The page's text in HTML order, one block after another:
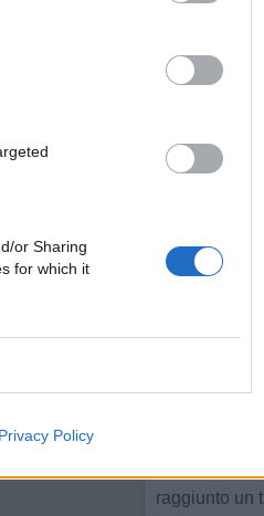
for which it
Privacy Policy
Staffieri
Greco
Siamo
raggiunto un